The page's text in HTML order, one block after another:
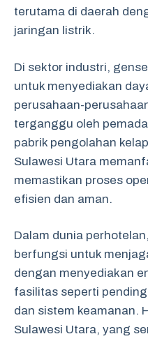
terutama di daerah
jaringan listrik.
Di sektor industri,
untuk menyediakan
perusahaan-
terganggu oleh
pabrik pengolahan
Sulawesi Utara
memastikan proses
efisien dan aman.
Dalam dunia
berfungsi untuk
dengan menyediakan
fasilitas seperti
dan sistem keamanan.
Sulawesi Utara, yang